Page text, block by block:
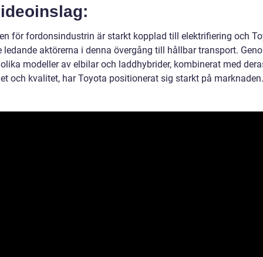
för fordonsindustrin är starkt kopplad till elektrifiering och
ledande aktörerna i denna övergång till hållbar transport.
modeller av elbilar och laddhybrider, kombinerat med
och kvalitet, har Toyota positionerat sig starkt på marknaden.